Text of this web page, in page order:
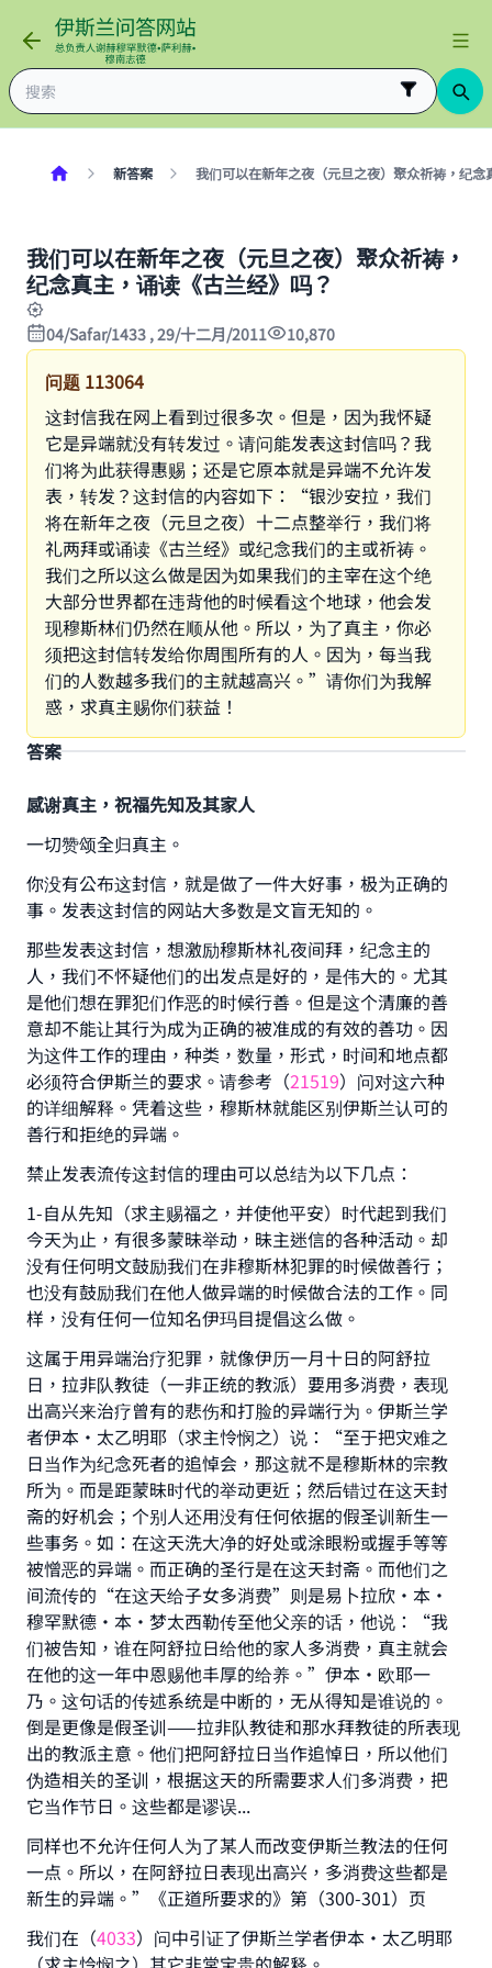
新答案 我们可以在新年之夜（元旦之夜）聚众祈祷，纪念
我们可以在新年之夜（元旦之夜）聚众祈祷，
纪念真主，诵读《古兰经》吗？
04/Safar/1433 , 29/十二月/2011 10,870
问题 113064
这封信我在网上看到过很多次。但是，因为我怀疑
它是异端就没有转发过。请问能发表这封信吗？我
们将为此获得惠赐；还是它原本就是异端不允许发
表，转发？这封信的内容如下：“银沙安拉，我们
将在新年之夜（元旦之夜）十二点整举行，我们将
礼两拜或诵读《古兰经》或纪念我们的主或祈祷。
我们之所以这么做是因为如果我们的主宰在这个绝
大部分世界都在违背他的时候看这个地球，他会发
现穆斯林们仍然在顺从他。所以，为了真主，你必
须把这封信转发给你周围所有的人。因为，每当我
们的人数越多我们的主就越高兴。”请你们为我解
惑，求真主赐你们获益！
答案
感谢真主，祝福先知及其家人
一切赞颂全归真主。
你没有公布这封信，就是做了一件大好事，极为正确的
事。发表这封信的网站大多数是文盲无知的。
那些发表这封信，想激励穆斯林礼夜间拜，纪念主的
人，我们不怀疑他们的出发点是好的，是伟大的。尤其
是他们想在罪犯们作恶的时候行善。但是这个清廉的善
意却不能让其行为成为正确的被准成的有效的善功。因
为这件工作的理由，种类，数量，形式，时间和地点都
必须符合伊斯兰的要求。请参考（21519）问对这六种
的详细解释。凭着这些，穆斯林就能区别伊斯兰认可的
善行和拒绝的异端。
禁止发表流传这封信的理由可以总结为以下几点：
1-自从先知（求主赐福之，并使他平安）时代起到我们
今天为止，有很多蒙昧举动，昧主迷信的各种活动。却
没有任何明文鼓励我们在非穆斯林犯罪的时候做善行；
也没有鼓励我们在他人做异端的时候做合法的工作。同
样，没有任何一位知名伊玛目提倡这么做。
这属于用异端治疗犯罪，就像伊历一月十日的阿舒拉
日，拉非队教徒（一非正统的教派）要用多消费，表现
出高兴来治疗曾有的悲伤和打脸的异端行为。伊斯兰学
者伊本·太乙明耶（求主怜悯之）说：“至于把灾难之
日当作为纪念死者的追悼会，那这就不是穆斯林的宗教
所为。而是距蒙昧时代的举动更近；然后错过在这天封
斋的好机会；个别人还用没有任何依据的假圣训新生一
些事务。如：在这天洗大净的好处或涂眼粉或握手等等
被憎恶的异端。而正确的圣行是在这天封斋。而他们之
间流传的“在这天给子女多消费”则是易卜拉欣·本·
穆罕默德·本·梦太西勒传至他父亲的话，他说：“我
们被告知，谁在阿舒拉日给他的家人多消费，真主就会
在他的这一年中恩赐他丰厚的给养。”伊本·欧耶一
乃。这句话的传述系统是中断的，无从得知是谁说的。
倒是更像是假圣训——拉非队教徒和那水拜教徒的所表现
出的教派主意。他们把阿舒拉日当作追悼日，所以他们
伪造相关的圣训，根据这天的所需要求人们多消费，把
它当作节日。这些都是谬误...
同样也不允许任何人为了某人而改变伊斯兰教法的任何
一点。所以，在阿舒拉日表现出高兴，多消费这些都是
新生的异端。”《正道所要求的》第（300-301）页
我们在（4033）问中引证了伊斯兰学者伊本·太乙明耶